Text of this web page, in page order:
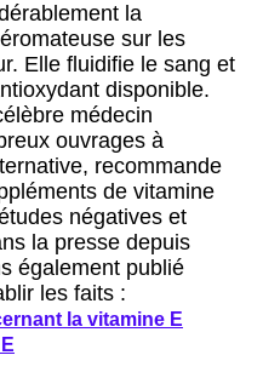
la
sur les
Elle fluidifie le sang et
disponible.
médecin
ouvrages à
recommande
de vitamine
négatives et
la presse depuis
également publié
les faits :
la vitamine E